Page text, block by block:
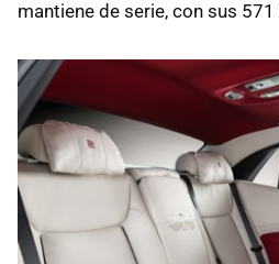
mantiene de serie, con sus 571